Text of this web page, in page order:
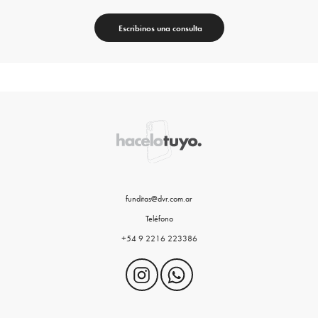
Escribinos una consulta
funditas@dvr.com.ar
Teléfono
+54 9 2216 223386